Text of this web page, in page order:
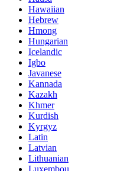
Hawaiian
Hebrew
Hmong
Hungarian
Icelandic
Igbo
Javanese
Kannada
Kazakh
Khmer
Kurdish
Kyrgyz
Latin
Latvian
Lithuanian
Luxembou..